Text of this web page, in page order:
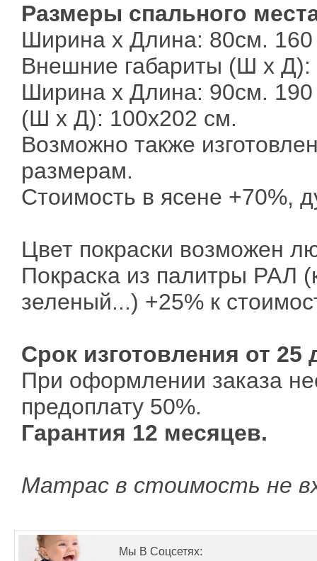
Размеры спального
Ширина х Длина: 80см.
Внешние габариты (Ш х Д):
Ширина х Длина: 90см.
(Ш х Д): 100х202 см.
Возможно также
размерам.
Стоимость в ясене +70%,
Цвет покраски возможен
Покраска из палитры РАЛ
зеленый...) +25% к
Срок изготовления от 25
При оформлении заказа
предоплату 50%.
Гарантия 12 месяцев.
Матрас в стоимость не
Мы В Соцсетях: